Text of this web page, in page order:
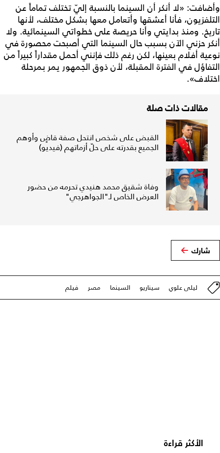
وأضافت: «لا أنكر أن السينما بالنسبة إليّ تختلف تماماً عن
التلفزيون، فأنا أعشقها وأتعامل معها بشكل مختلف، لأنها
تاريخ. ومنذ بدايتي وأنا حريصة على خطواتي السينمائية. ولا
أنكر حزني الآن بسبب حال السينما التي أصبحت محصورة في
نوعية أفلام بعينها، لكن رغم ذلك فإنني أحمل مقداراً كبيراً من
التفاؤل في الفترة المقبلة، لأن ذوق الجمهور يمر بمرحلة
اختلاف».
مقالات ذات صلة
القبض على شخص انتحل صفة قاضٍ وأوهم
الجميع بقدرته على حلّ أزماتهم (فيديو)
وفاة شقيق محمد هنيدي تحرمه من حضور
العرض الخاص لـ"الجواهرجي"
شارك
ليلى علوي سيناريو السينما مصر فيلم
الأكثر قراءة